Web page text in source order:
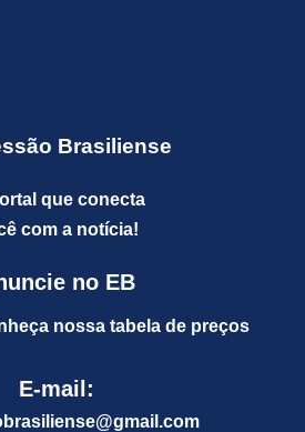
Brasiliense
que conecta
com a notícia!
no EB
nossa tabela de preços
E-mail:
ail.com